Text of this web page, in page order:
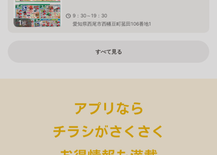
1枚
9：30～19：30
愛知県西尾市西幡豆町菰田106番地1
すべて見る